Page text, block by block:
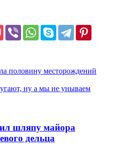
половину месторождений
ну а мы не унываем
шляпу майора
дельца